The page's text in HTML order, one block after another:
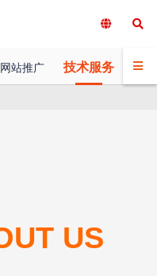
网站推广 技术服务 客
US